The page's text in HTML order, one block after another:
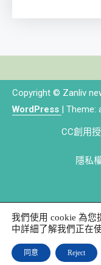
Copyright © Zanliv
WordPress | Theme:
CC創用
隱私
我們使用 cookie 為您
中詳細了解我們正在
同意 Reject